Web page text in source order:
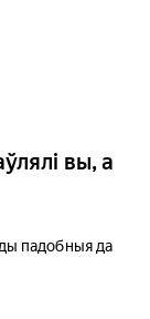
вы, а
падобныя да